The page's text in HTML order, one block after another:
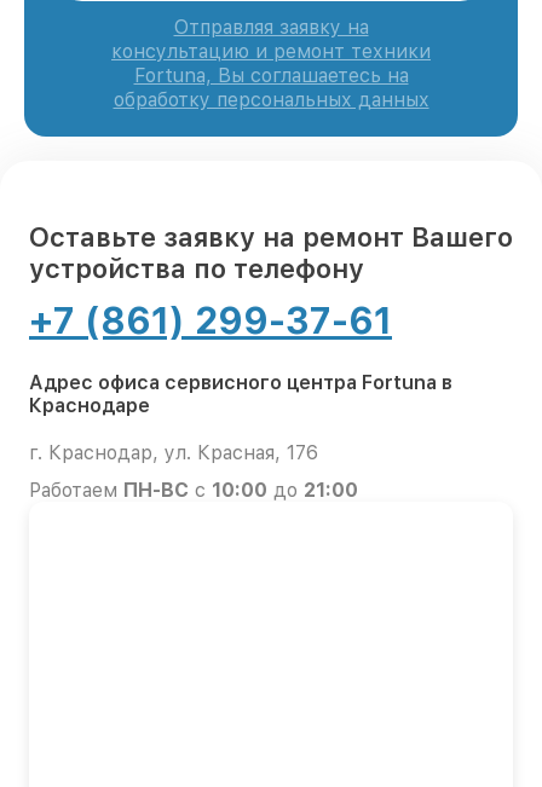
Отправляя заявку на
консультацию и ремонт техники
Fortuna, Вы соглашаетесь на
обработку персональных данных
Оставьте заявку на ремонт Вашего
устройства по телефону
+7 (861) 299-37-61
Адрес офиса сервисного центра Fortuna в
Краснодаре
г. Краснодар, ул. Красная, 176
Работаем ПН-ВС с 10:00 до 21:00